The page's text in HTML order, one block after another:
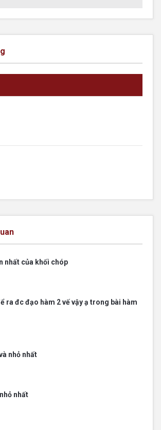
nhất của khối chóp
ra đc đạo hàm 2 vế vậy ạ trong bài hàm
nhỏ nhất
nhất